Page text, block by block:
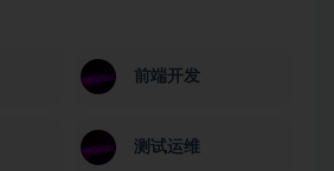
前端开发
测试运维